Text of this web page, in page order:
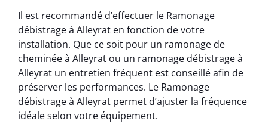
Il est recommandé d’effectuer le Ramonage
débistrage à Alleyrat en fonction de votre
installation. Que ce soit pour un ramonage de
cheminée à Alleyrat ou un ramonage débistrage à
Alleyrat un entretien fréquent est conseillé afin de
préserver les performances. Le Ramonage
débistrage à Alleyrat permet d’ajuster la fréquence
idéale selon votre équipement.